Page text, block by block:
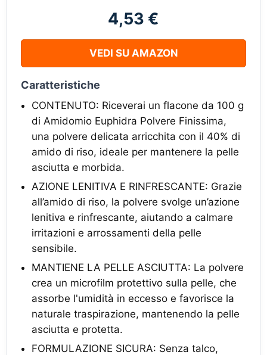
4,53 €
VEDI SU AMAZON
Caratteristiche
CONTENUTO: Riceverai un flacone da 100 g
di Amidomio Euphidra Polvere Finissima,
una polvere delicata arricchita con il 40% di
amido di riso, ideale per mantenere la pelle
asciutta e morbida.
AZIONE LENITIVA E RINFRESCANTE: Grazie
all’amido di riso, la polvere svolge un’azione
lenitiva e rinfrescante, aiutando a calmare
irritazioni e arrossamenti della pelle
sensibile.
MANTIENE LA PELLE ASCIUTTA: La polvere
crea un microfilm protettivo sulla pelle, che
assorbe l'umidità in eccesso e favorisce la
naturale traspirazione, mantenendo la pelle
asciutta e protetta.
FORMULAZIONE SICURA: Senza talco,